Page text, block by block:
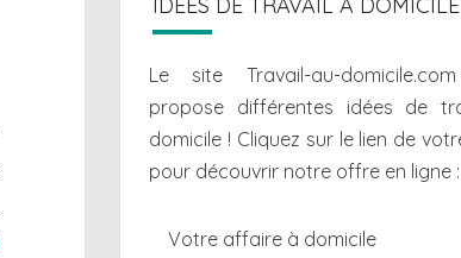
Le site Travail-au-
propose différentes idées de
domicile ! Cliquez sur le lien de
pour découvrir notre offre en ligne :
Votre affaire à domicile